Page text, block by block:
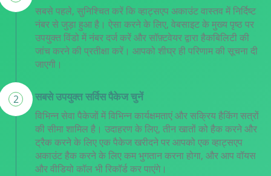
सबसे पहले, सुनिश्चित करें कि व्हाट्सएप अकाउंट वास्तव में निर्दिष्ट
नंबर से जुड़ा हुआ है। ऐसा करने के लिए, वेबसाइट के मुख्य पृष्ठ पर
उपयुक्त विंडो में नंबर दर्ज करें और सॉफ़्टवेयर द्वारा हैकबिलिटी की
जांच करने की प्रतीक्षा करें। आपको शीघ्र ही परिणाम की सूचना दी
जाएगी।
2 सबसे उपयुक्त सर्विस पैकेज चुनें
विभिन्न सेवा पैकेजों में विभिन्न कार्यक्षमताएं और सक्रिय हैकिंग सत्रों
की सीमा शामिल है। उदाहरण के लिए, तीन खातों को हैक करने और
ट्रैक करने के लिए एक पैकेज खरीदने पर आपको एक व्हाट्सएप
अकाउंट हैक करने के लिए कम भुगतान करना होगा, और आप वॉयस
और वीडियो कॉल भी रिकॉर्ड कर पाएंगे।